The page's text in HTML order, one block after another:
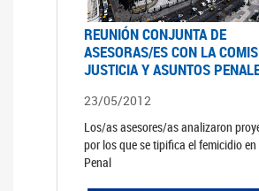
REUNIÓN CONJUNTA DE
ASESORAS/ES CON LA
JUSTICIA Y ASUNTOS
23/05/2012
Los/as asesores/as analizaron
por los que se tipifica el femicidio en
Penal